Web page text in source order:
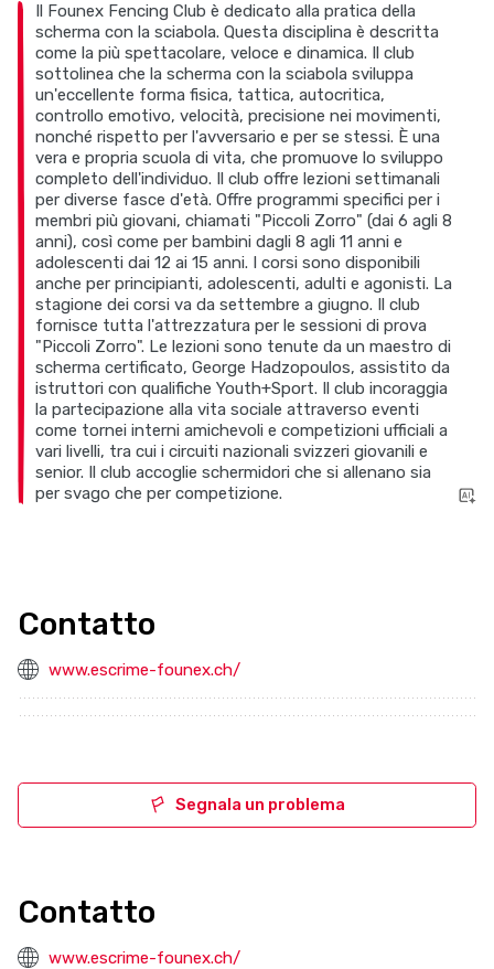
Il Founex Fencing Club è dedicato alla pratica della
scherma con la sciabola. Questa disciplina è descritta
come la più spettacolare, veloce e dinamica. Il club
sottolinea che la scherma con la sciabola sviluppa
un'eccellente forma fisica, tattica, autocritica,
controllo emotivo, velocità, precisione nei movimenti,
nonché rispetto per l'avversario e per se stessi. È una
vera e propria scuola di vita, che promuove lo sviluppo
completo dell'individuo. Il club offre lezioni settimanali
per diverse fasce d'età. Offre programmi specifici per i
membri più giovani, chiamati "Piccoli Zorro" (dai 6 agli 8
anni), così come per bambini dagli 8 agli 11 anni e
adolescenti dai 12 ai 15 anni. I corsi sono disponibili
anche per principianti, adolescenti, adulti e agonisti. La
stagione dei corsi va da settembre a giugno. Il club
fornisce tutta l'attrezzatura per le sessioni di prova
"Piccoli Zorro". Le lezioni sono tenute da un maestro di
scherma certificato, George Hadzopoulos, assistito da
istruttori con qualifiche Youth+Sport. Il club incoraggia
la partecipazione alla vita sociale attraverso eventi
come tornei interni amichevoli e competizioni ufficiali a
vari livelli, tra cui i circuiti nazionali svizzeri giovanili e
senior. Il club accoglie schermidori che si allenano sia
per svago che per competizione.
Contatto
www.escrime-founex.ch/
Segnala un problema
Contatto
www.escrime-founex.ch/